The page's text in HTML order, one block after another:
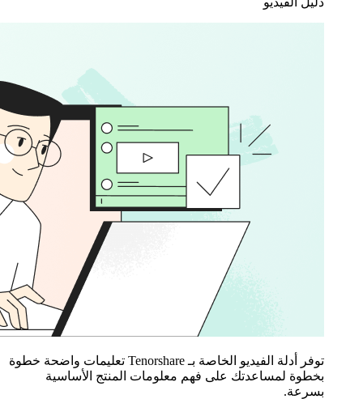
توفر أدلة الفيديو الخاصة بـ Tenorshare تعليمات واضحة خطوة
بخطوة لمساعدتك على فهم معلومات المنتج الأساسية
بسرعة.